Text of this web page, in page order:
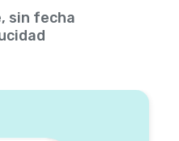
sin fecha